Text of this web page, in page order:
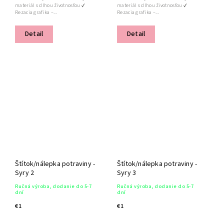
Detail
materiál s dlhou životnosťou ✔
Rezacia grafika –...
Detail
materiál s dlhou životnosťou ✔
Rezacia grafika –...
Štítok/nálepka potraviny -
Syry 2
Ručná výroba, dodanie do 5-7
dní
€1
Štítok/nálepka potraviny -
Syry 3
Ručná výroba, dodanie do 5-7
dní
€1